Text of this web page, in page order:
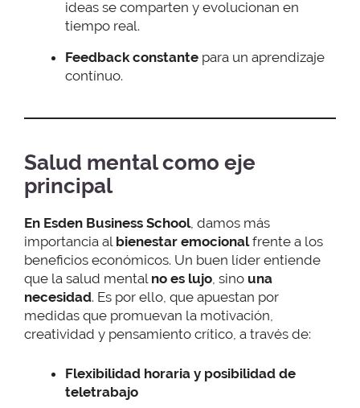
ideas se comparten y evolucionan en
tiempo real.
Feedback constante para un aprendizaje
contínuo.
Salud mental como eje
principal
En Esden Business School, damos más
importancia al bienestar emocionalfrente a los
beneficios económicos. Un buen líder entiende
que la salud mental no es lujo, sino una
necesidad. Es por ello, que apuestan por
medidas que promuevan la motivación,
creatividad y pensamiento crítico, a través de:
Flexibilidad horaria y posibilidad de
teletrabajo